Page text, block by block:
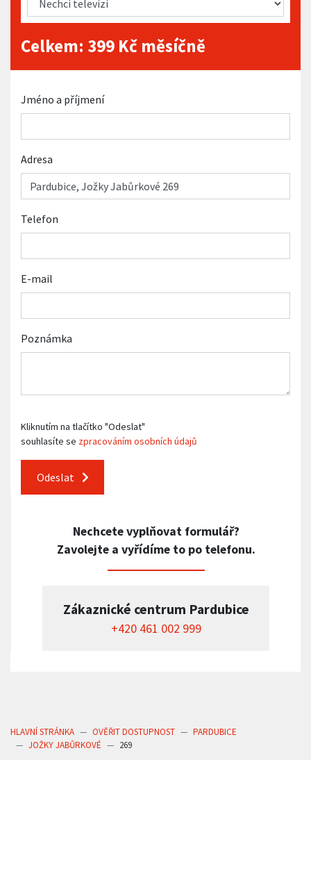
Celkem: 399 Kč měsíčně
Jméno a příjmení
Adresa
Telefon
E-mail
Poznámka
Kliknutím na tlačítko "Odeslat"
souhlasíte se zpracováním osobních údajů
Odeslat
Nechcete vyplňovat formulář?
Zavolejte a vyřídíme to po telefonu.
Zákaznické centrum Pardubice
+420 461 002 999
HLAVNÍ STRÁNKA OVĚŘIT DOSTUPNOST
PARDUBICE
JOŽKY JABŮRKOVÉ
269